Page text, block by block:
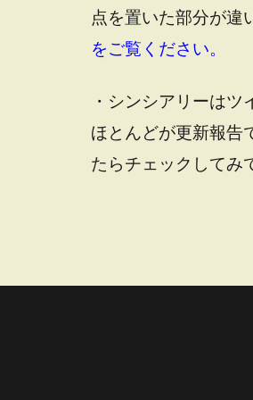
点を置いた部分が違
をご覧ください。
・シンシアリーはツ
ほとんどが更新報告
たらチェックしてみ